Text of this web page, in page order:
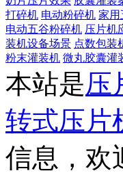
打碎机 电动粉碎机 家用
电动五谷粉碎机 压片机
装机设备场景 点数包装
粉末灌装机 微丸胶囊灌
本站是压
转式压片
信息，欢